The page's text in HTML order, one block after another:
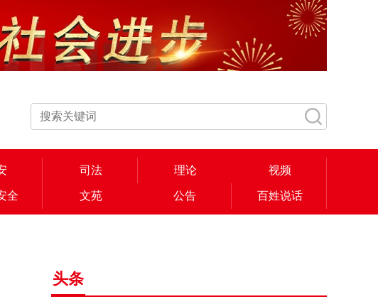
司法 理论 视频
全 文苑 公告 百姓说话
头条